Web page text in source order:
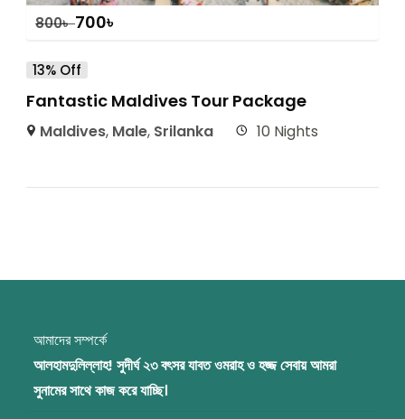
800৳ 700৳
13% Off
Fantastic Maldives Tour Package
Maldives, Male, Srilanka 10 Nights
আমাদের সম্পর্কে
আলহামদুলিল্লাহ! সুদীর্ঘ ২৩ বৎসর যাবত ওমরাহ ও হজ্জ সেবায় আমরা
সুনামের সাথে কাজ করে যাচ্ছি।